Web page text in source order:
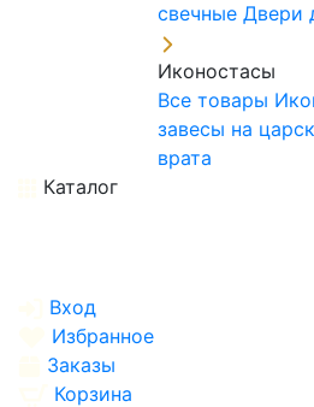
свечные Двери
Иконостасы
Все товары
завесы на
врата
Каталог
Вход
Избранное
Заказы
Корзина